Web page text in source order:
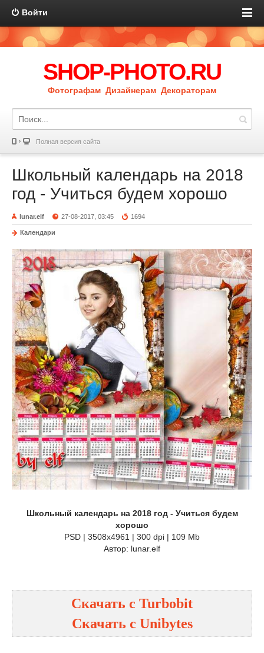
Войти
SHOP-PHOTO.RU
Фотографам Дизайнерам Декораторам
Полная версия сайта
Школьный календарь на 2018
год - Учиться будем хорошо
lunar.elf 27-08-2017, 03:45 1694
Календари
Школьный календарь на 2018 год - Учиться будем
хорошо
PSD | 3508x4961 | 300 dpi | 109 Mb
Автор: lunar.elf
Скачать с Turbobit
Скачать с Unibytes